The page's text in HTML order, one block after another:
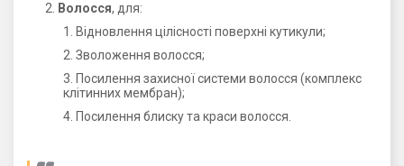
Волосся, для:
Відновлення цілісності поверхні кутикули;
Зволоження волосся;
Посилення захисної системи волосся (комплекс
клітинних мембран);
Посилення блиску та краси волосся.